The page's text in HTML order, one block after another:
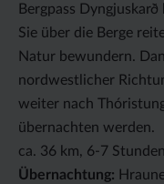
Bergpass
Sie über die Berge
Natur bewundern.
nordwestlicher
weiter nach
übernachten werden.
ca. 36 km, 6-7 Stunden
Übernachtung: